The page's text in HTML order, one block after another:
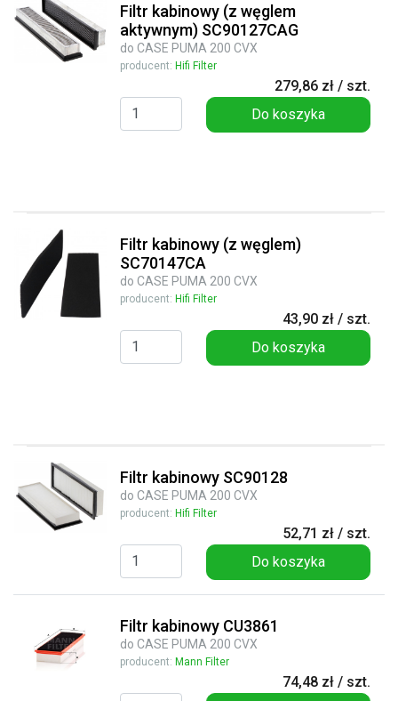
Filtr kabinowy (z węglem
aktywnym) SC90127CAG
do CASE PUMA 200 CVX
producent: Hifi Filter
279,86 zł / szt.
Do koszyka
Filtr kabinowy (z węglem)
SC70147CA
do CASE PUMA 200 CVX
producent: Hifi Filter
43,90 zł / szt.
Do koszyka
Filtr kabinowy SC90128
do CASE PUMA 200 CVX
producent: Hifi Filter
52,71 zł / szt.
Do koszyka
Filtr kabinowy CU3861
do CASE PUMA 200 CVX
producent: Mann Filter
74,48 zł / szt.